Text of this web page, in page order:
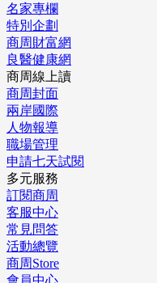
名家專欄
特別企劃
商周財富網
良醫健康網
商周線上讀
商周封面
兩岸國際
人物報導
職場管理
申請七天試閱
多元服務
訂閱商周
客服中心
常見問答
活動總覽
商周Store
會員中心